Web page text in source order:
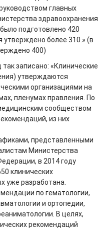
главных
здравоохранения
подготовлено 420
утверждено более 310.» (в
400)
записано: «Клинические
утверждаются
организациями на
пленумах правления. По
сообществом
из них
представленными
Министерства
в 2014 году
клинических
уже разработана.
по гематологии,
и ортопедии,
В целях,
рекомендаций